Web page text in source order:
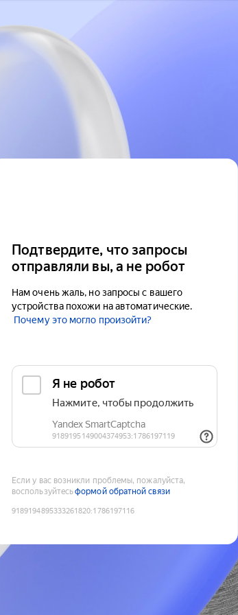
Подтвердите, что запросы
отправляли вы, а не робот
Нам очень жаль, но запросы с вашего
устройства похожи на автоматические.
Почему это могло произойти?
Если у вас возникли проблемы, пожалуйста,
воспользуйтесьформой обратной связи
9189194895333261820:1786197116